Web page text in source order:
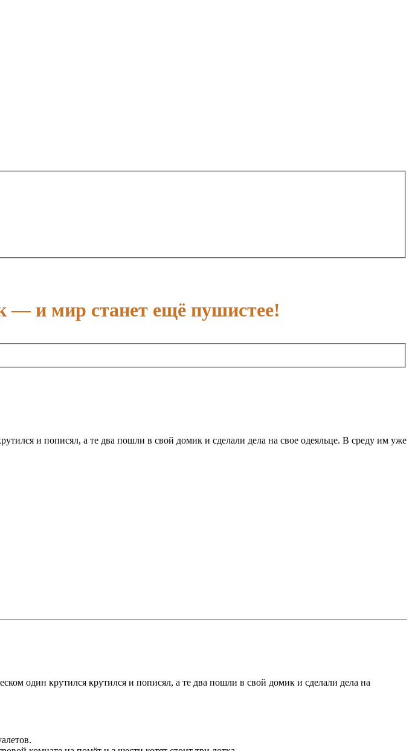
— и мир станет ещё пушистее!
и пописял, а те два пошли в свой домик и сделали дела на свое одеяльце. В среду им уже
один крутился крутился и пописял, а те два пошли в свой домик и сделали дела на